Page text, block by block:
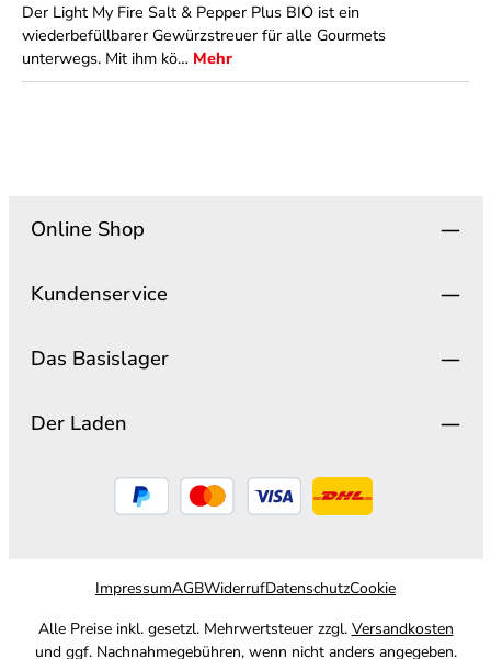
Der Light My Fire Salt & Pepper Plus BIO ist ein
wiederbefüllbarer Gewürzstreuer für alle Gourmets
unterwegs. Mit ihm kö… Mehr
Online Shop
Kundenservice
Das Basislager
Der Laden
ImpressumAGBWiderrufDatenschutzCookie
Alle Preise inkl. gesetzl. Mehrwertsteuer zzgl. Versandkosten
und ggf. Nachnahmegebühren, wenn nicht anders angegeben.